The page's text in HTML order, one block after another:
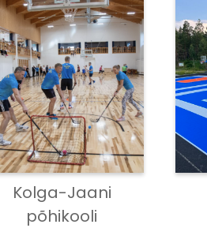
Kolga-Jaani
põhikooli